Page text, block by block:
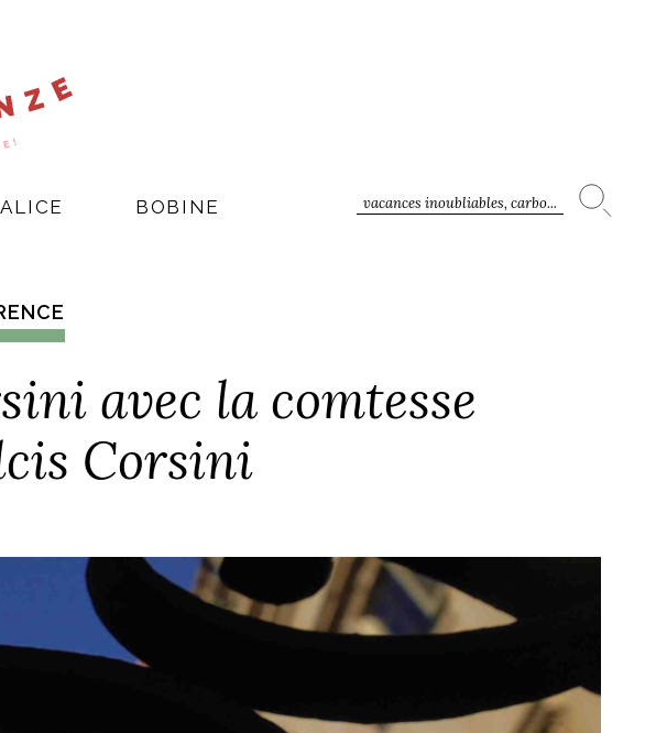
vacances inoubliables, carbo...
ALICE BOBINE
avec la comtesse
Corsini